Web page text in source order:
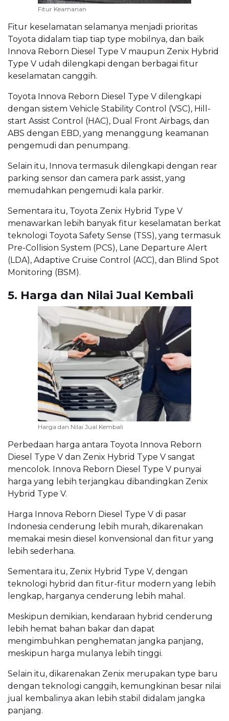
Fitur Keamanan
Fitur keselamatan selamanya menjadi prioritas
Toyota didalam tiap tiap type mobilnya, dan baik
Innova Reborn Diesel Type V maupun Zenix Hybrid
Type V udah dilengkapi dengan berbagai fitur
keselamatan canggih.
Toyota Innova Reborn Diesel Type V dilengkapi
dengan sistem Vehicle Stability Control (VSC), Hill-
start Assist Control (HAC), Dual Front Airbags, dan
ABS dengan EBD, yang menanggung keamanan
pengemudi dan penumpang.
Selain itu, Innova termasuk dilengkapi dengan rear
parking sensor dan camera park assist, yang
memudahkan pengemudi kala parkir.
Sementara itu, Toyota Zenix Hybrid Type V
menawarkan lebih banyak fitur keselamatan berkat
teknologi Toyota Safety Sense (TSS), yang termasuk
Pre-Collision System (PCS), Lane Departure Alert
(LDA), Adaptive Cruise Control (ACC), dan Blind Spot
Monitoring (BSM).
5. Harga dan Nilai Jual Kembali
Harga dan Nilai Jual Kembali
Perbedaan harga antara Toyota Innova Reborn
Diesel Type V dan Zenix Hybrid Type V sangat
mencolok. Innova Reborn Diesel Type V punyai
harga yang lebih terjangkau dibandingkan Zenix
Hybrid Type V.
Harga Innova Reborn Diesel Type V di pasar
Indonesia cenderung lebih murah, dikarenakan
memakai mesin diesel konvensional dan fitur yang
lebih sederhana.
Sementara itu, Zenix Hybrid Type V, dengan
teknologi hybrid dan fitur-fitur modern yang lebih
lengkap, harganya cenderung lebih mahal.
Meskipun demikian, kendaraan hybrid cenderung
lebih hemat bahan bakar dan dapat
mengimbuhkan penghematan jangka panjang,
meskipun harga mulanya lebih tinggi.
Selain itu, dikarenakan Zenix merupakan type baru
dengan teknologi canggih, kemungkinan besar nilai
jual kembalinya akan lebih stabil didalam jangka
panjang.